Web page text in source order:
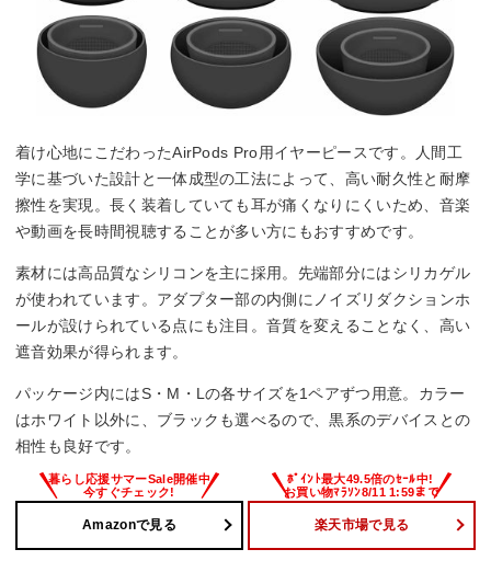
着け心地にこだわったAirPods Pro用イヤーピースです。人間工
学に基づいた設計と一体成型の工法によって、高い耐久性と耐摩
擦性を実現。長く装着していても耳が痛くなりにくいため、音楽
や動画を長時間視聴することが多い方にもおすすめです。
素材には高品質なシリコンを主に採用。先端部分にはシリカゲル
が使われています。アダプター部の内側にノイズリダクションホ
ールが設けられている点にも注目。音質を変えることなく、高い
遮音効果が得られます。
パッケージ内にはS・M・Lの各サイズを1ペアずつ用意。カラー
はホワイト以外に、ブラックも選べるので、黒系のデバイスとの
相性も良好です。
Amazonで見る 楽天市場で見る